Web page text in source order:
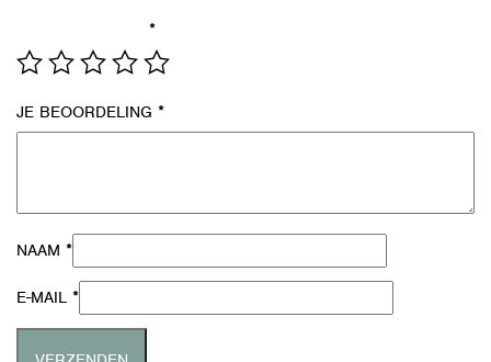
*
JE BEOORDELING *
NAAM *
E-MAIL *